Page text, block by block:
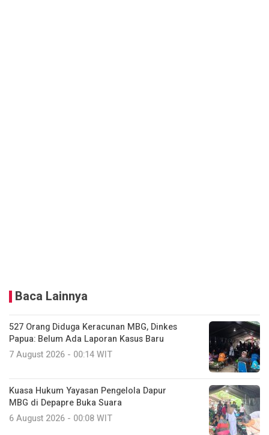
Baca Lainnya
527 Orang Diduga Keracunan MBG, Dinkes
Papua: Belum Ada Laporan Kasus Baru
7 August 2026 - 00:14 WIT
Kuasa Hukum Yayasan Pengelola Dapur
MBG di Depapre Buka Suara
6 August 2026 - 00:08 WIT